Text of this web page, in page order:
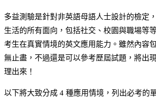
多益測驗是針對非英語母語人士設計的檢定
生活的所有面向，包括社交、校園與職場等
考生在真實情境的英文應用能力。雖然內容
無止盡，不過還是可以參考歷屆試題，將出
理出來！
以下將大致分成 4 種應用情境，列出必考的